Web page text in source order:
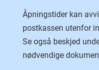
Åpningstider kan
postkassen utenfor
Se også beskjed
nødvendige